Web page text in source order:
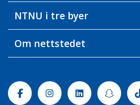
NTNU i tre byer
Om nettstedet
FacebookInstagramLinkedin